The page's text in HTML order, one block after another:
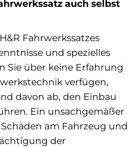
auch selbst
Fahrwerkssatzes
und spezielles
Sie über keine Erfahrung
verfügen,
davon ab, den Einbau
Ein unsachgemäßer
am Fahrzeug und
der